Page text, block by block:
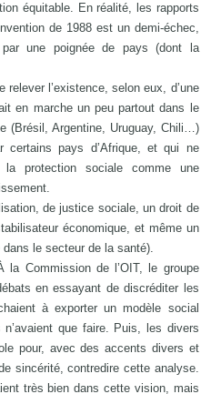
équitable. En réalité, les rapports
de 1988 est un demi-échec,
une poignée de pays (dont la
l’existence, selon eux, d’une
en marche un peu partout dans le
(Brésil, Argentine, Uruguay, Chili…)
certains pays d’Afrique, et qui ne
la protection sociale comme une
de justice sociale, un droit de
économique, et même un
dans le secteur de la santé).
la Commission de l’OIT, le groupe
en essayant de discréditer les
à exporter un modèle social
que faire. Puis, les divers
pour, avec des accents divers et
sincérité, contredire cette analyse.
très bien dans cette vision, mais